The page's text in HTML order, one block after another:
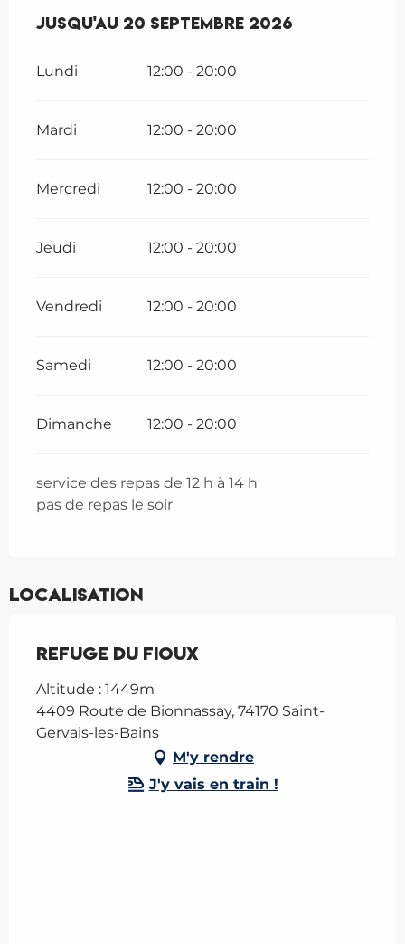
Du30 mai 2026au20 septembre 2026
Jusqu'au 20 septembre 2026
Lundi 12:00 - 20:00
Mardi 12:00 - 20:00
Mercredi 12:00 - 20:00
Jeudi 12:00 - 20:00
Vendredi 12:00 - 20:00
Samedi 12:00 - 20:00
Dimanche 12:00 - 20:00
service des repas de 12 h à 14 h
pas de repas le soir
Localisation
Refuge du Fioux
Altitude : 1449m
4409 Route de Bionnassay, 74170 Saint-
Gervais-les-Bains
M'y rendre
J'y vais en train !